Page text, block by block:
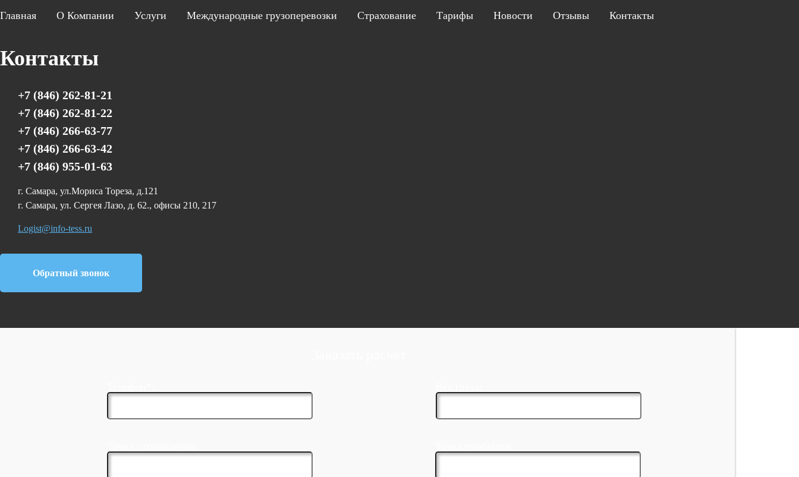
Главная О Компании Услуги Международные грузоперевозки Страхование Тарифы Новости Отзывы Контакты
Контакты
+7 (846) 262-81-21
+7 (846) 262-81-22
+7 (846) 266-63-77
+7 (846) 266-63-42
+7 (846) 955-01-63
г. Самара, ул.Мориса Тореза, д.121
г. Самара, ул. Сергея Лазо, д. 62., офисы 210, 217
Logist@info-tess.ru
Обратный звонок